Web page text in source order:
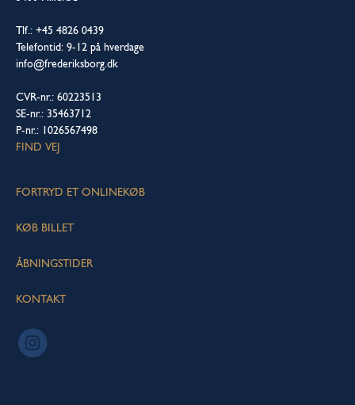
Tlf.: +45 4826 0439
Telefontid: 9-12 på hverdage
info@frederiksborg.dk
CVR-nr.: 60223513
SE-nr.: 35463712
P-nr.: 1026567498
FIND VEJ
FORTRYD ET ONLINEKØB
KØB BILLET
ÅBNINGSTIDER
KONTAKT